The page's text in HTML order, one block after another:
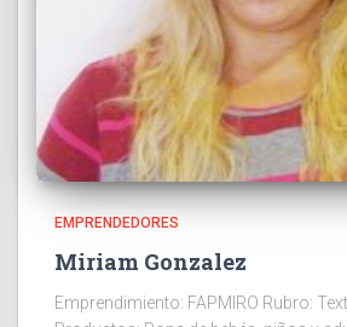
EMPRENDEDORES
Miriam Gonzalez
Emprendimiento: FAPMIRO Rubro: